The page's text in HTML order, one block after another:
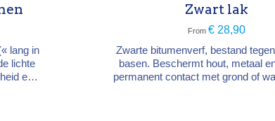
lang in
lichte
en
Zwart lak
From€ 28,90
Zwarte bitumenverf, bestand
basen. Beschermt hout, metaal
permanent contact met grond of